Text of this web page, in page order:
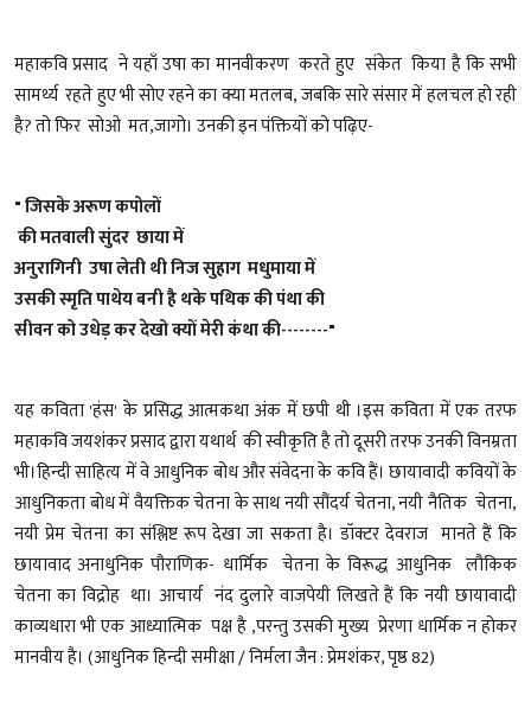
महाकवि प्रसाद ने यहाँ उषा का मानवीकरण करते हुए संकेत किया है कि सभी
सामर्थ्य रहते हुए भी सोए रहने का क्या मतलब, जबकि सारे संसार में हलचल हो रही
है? तो फिर सोओ मत,जागो। उनकी इन पंक्तियों को पढ़िए-
" जिसके अरूण कपोलों
की मतवाली सुंदर छाया में
अनुरागिनी उषा लेती थी निज सुहाग मधुमाया में
उसकी स्मृति पाथेय बनी है थके पथिक की पंथा की
सीवन को उधेड़ कर देखो क्यों मेरी कंथा की--------"
यह कविता 'हंस' के प्रसिद्ध आत्मकथा अंक में छपी थी ।इस कविता में एक तरफ
महाकवि जयशंकर प्रसाद द्वारा यथार्थ की स्वीकृति है तो दूसरी तरफ उनकी विनम्रता
भी।हिन्दी साहित्य में वे आधुनिक बोध और संवेदना के कवि हैं। छायावादी कवियों के
आधुनिकता बोध में वैयक्तिक चेतना के साथ नयी सौंदर्य चेतना, नयी नैतिक चेतना,
नयी प्रेम चेतना का संश्लिष्ट रूप देखा जा सकता है। डॉक्टर देवराज मानते हैं कि
छायावाद अनाधुनिक पौराणिक- धार्मिक चेतना के विरूद्ध आधुनिक लौकिक
चेतना का विद्रोह था। आचार्य नंद दुलारे वाजपेयी लिखते हैं कि नयी छायावादी
काव्यधारा भी एक आध्यात्मिक पक्ष है ,परन्तु उसकी मुख्य प्रेरणा धार्मिक न होकर
मानवीय है। (आधुनिक हिन्दी समीक्षा / निर्मला जैन : प्रेमशंकर, पृष्ठ 82)